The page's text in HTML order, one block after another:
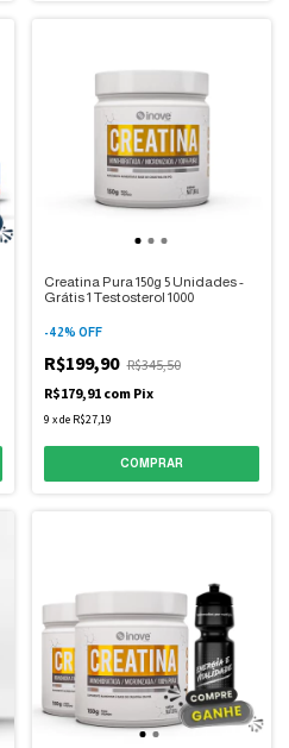
Creatina Pura 150g 5 Unidades -
Grátis 1 Testosterol 1000
-42% OFF
R$199,90 R$345,50
R$179,91 com Pix
9 xde R$27,19